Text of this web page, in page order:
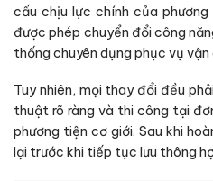
cấu chịu lực chính của
được phép chuyển đổi công
thống chuyên dụng phục vụ
Tuy nhiên, mọi thay đổi đều
thuật rõ ràng và thi công tại
phương tiện cơ giới. Sau khi
lại trước khi tiếp tục lưu thông